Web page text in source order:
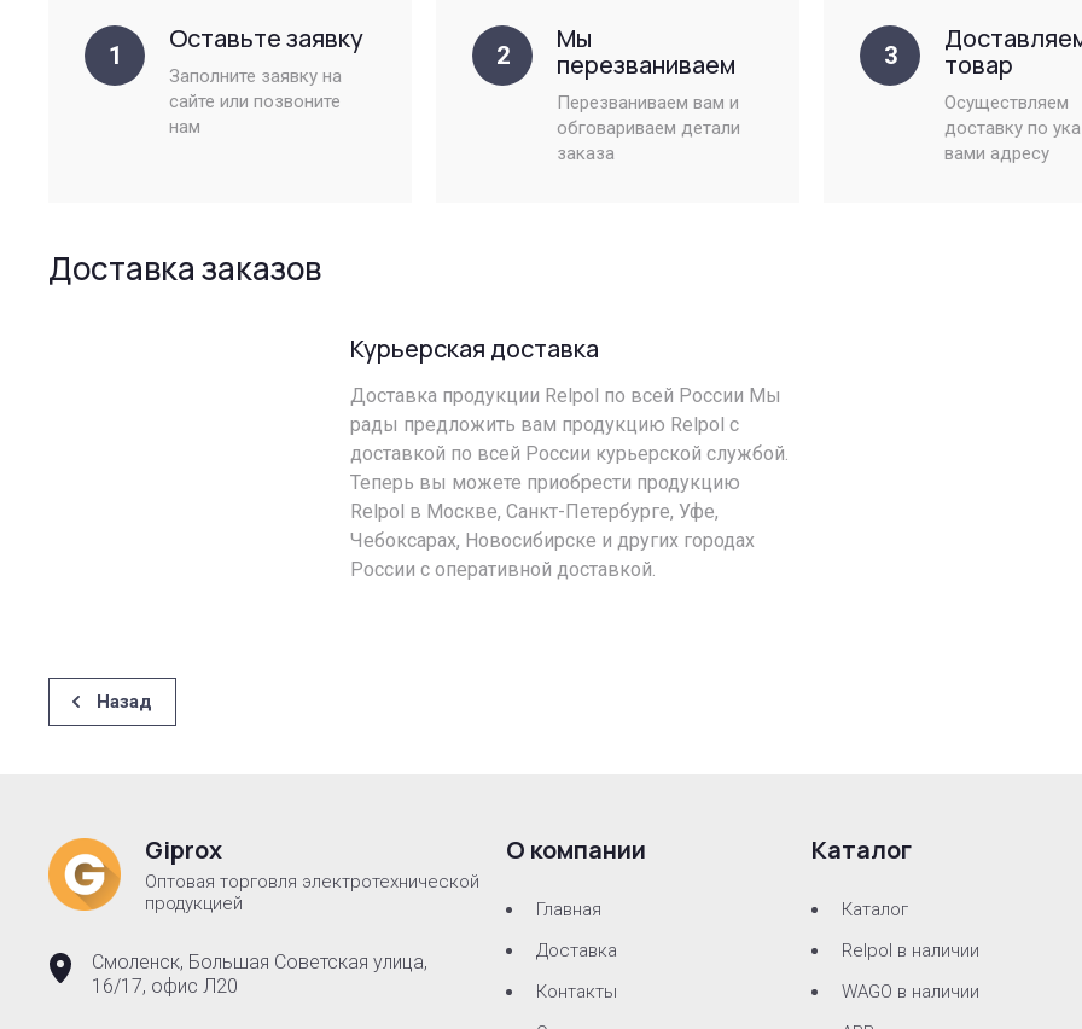
1
Оставьте заявку
Заполните заявку на
сайте или позвоните
нам
2
Мы
перезваниваем
Перезваниваем вам и
обговариваем детали
заказа
3
товар
Осуществляем
доставку по
вами адресу
Доставка заказов
Курьерская доставка
Доставка продукции Relpol по всей России Мы
рады предложить вам продукцию Relpol с
доставкой по всей России курьерской службой.
Теперь вы можете приобрести продукцию
Relpol в Москве, Санкт-Петербурге, Уфе,
Чебоксарах, Новосибирске и других городах
России с оперативной доставкой.
Назад
Giprox
Оптовая торговля электротехнической
продукцией
Смоленск, Большая Советская улица,
16/17, офис Л20
О компании
Главная
Доставка
Контакты
Каталог
Каталог
Relpol в наличии
WAGO в наличии